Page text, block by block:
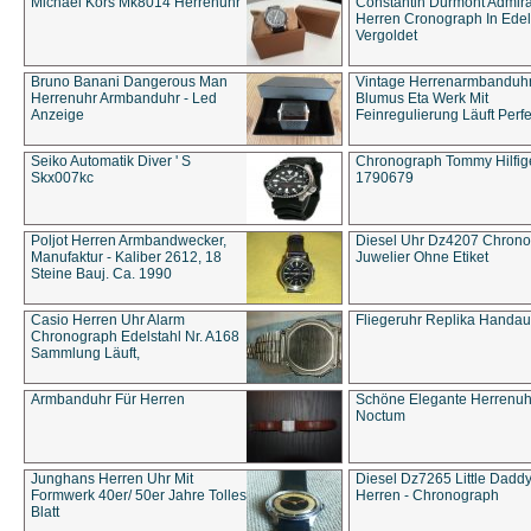
Herren Cronograph In
Vergoldet
Bruno Banani Dangerous Man
Herrenuhr Armbanduhr - Led
Anzeige
Vintage
Blumus Eta Werk Mit
Feinregulierung Läuft
Seiko Automatik Diver ' S
Skx007kc
Chronograph Tommy
1790679
Poljot Herren Armbandwecker,
Manufaktur - Kaliber 2612, 18
Steine Bauj. Ca. 1990
Diesel Uhr Dz4207
Juwelier Ohne Etiket
Casio Herren Uhr Alarm
Chronograph Edelstahl Nr. A168
Sammlung Läuft,
Fliegeruhr Replika
Armbanduhr Für Herren
Schöne Elegante
Noctum
Junghans Herren Uhr Mit
Formwerk 40er/ 50er Jahre Tolles
Blatt
Diesel Dz7265 Little Daddy
Herren - Chronograph